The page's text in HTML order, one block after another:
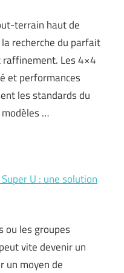
terrain haut de
recherche du parfait
Les 4×4
et performances
les standards du
modèles …
U : une solution
ou les groupes
vite devenir un
un moyen de